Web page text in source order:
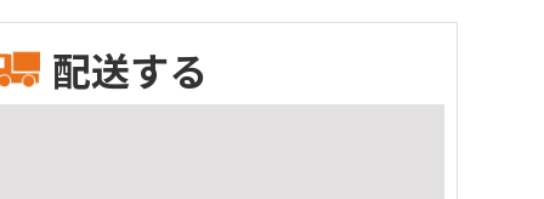
配送する